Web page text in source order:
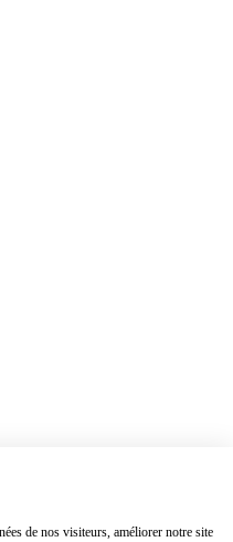
de nos visiteurs, améliorer notre site